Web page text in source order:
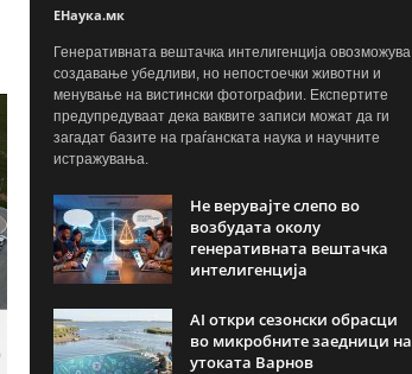
ЕНаука.мк
Генеративната вештачка интелигенција овозможува
создавање убедливи, но непостоечки животни и
менување на вистински фотографии. Експертите
предупредуваат дека ваквите записи можат да ги
загадат базите на граѓанската наука и научните
истражувања.
Не верувајте слепо во
возбудата околу
генеративната вештачка
интелигенција
AI откри сезонски обрасци
во микробните заедници на
утоката Варнов